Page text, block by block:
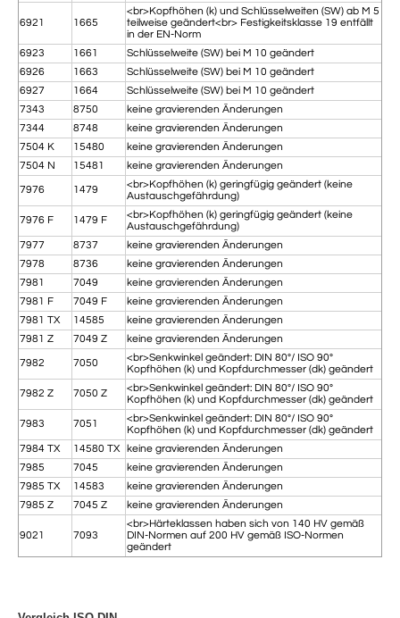
6921 1665
<br>Kopfhöhen (k) und Schlüsselweiten (SW) ab M 5
teilweise geändert<br> Festigkeitsklasse 19 entfällt
in der EN-Norm
6923
1661
Schlüsselweite (SW) bei M 10 geändert
6926
1663
Schlüsselweite (SW) bei M 10 geändert
6927
1664
Schlüsselweite (SW) bei M 10 geändert
7343
8750
keine gravierenden Änderungen
7344
8748
keine gravierenden Änderungen
7504 K
15480
keine gravierenden Änderungen
7504 N
15481 keine gravierenden Änderungen
7976 1479
<br>Kopfhöhen (k) geringfügig geändert (keine
Austauschgefährdung)
7976 F 1479 F
<br>Kopfhöhen (k) geringfügig geändert (keine
Austauschgefährdung)
7977
8737
keine gravierenden Änderungen
7978
8736
keine gravierenden Änderungen
7981
7049
keine gravierenden Änderungen
7981 F
7049 F
keine gravierenden Änderungen
7981 TX
14585
keine gravierenden Änderungen
7981 Z
7049 Z keine gravierenden Änderungen
7982 7050
<br>Senkwinkel geändert: DIN 80°/ ISO 90°
Kopfhöhen (k) und Kopfdurchmesser (dk) geändert
7982 Z 7050 Z
<br>Senkwinkel geändert: DIN 80°/ ISO 90°
Kopfhöhen (k) und Kopfdurchmesser (dk) geändert
7983 7051
<br>Senkwinkel geändert: DIN 80°/ ISO 90°
Kopfhöhen (k) und Kopfdurchmesser (dk) geändert
7984 TX
14580 TX
keine gravierenden Änderungen
7985
7045
keine gravierenden Änderungen
7985 TX
14583
keine gravierenden Änderungen
7985 Z
7045 Z keine gravierenden Änderungen
9021 7093
<br>Härteklassen haben sich von 140 HV gemäß
DIN-Normen auf 200 HV gemäß ISO-Normen
geändert